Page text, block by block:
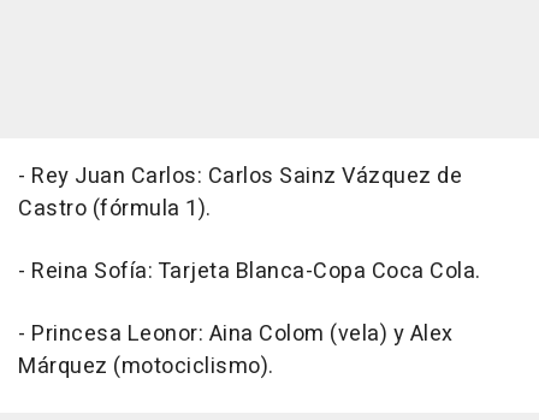
- Rey Juan Carlos: Carlos Sainz Vázquez de
Castro (fórmula 1).
- Reina Sofía: Tarjeta Blanca-Copa Coca Cola.
- Princesa Leonor: Aina Colom (vela) y Alex
Márquez (motociclismo).